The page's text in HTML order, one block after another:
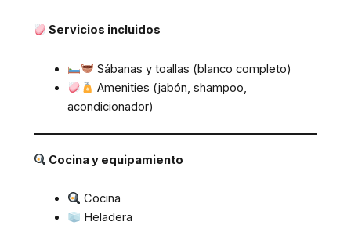
Servicios incluidos
Sábanas y toallas (blanco completo)
Amenities (jabón, shampoo,
acondicionador)
Cocina y equipamiento
Cocina
Heladera